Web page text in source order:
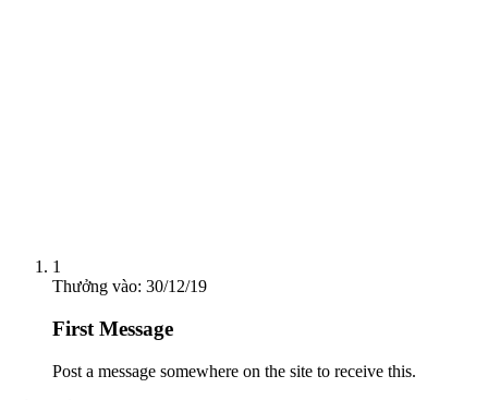
1
Thưởng vào: 30/12/19
First Message
Post a message somewhere on the site to receive this.